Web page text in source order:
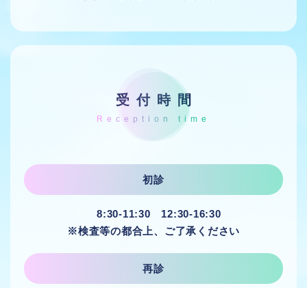
受付時間
初診
8:30-11:30 12:30-16:30
※検査等の都合上、ご了承ください
再診